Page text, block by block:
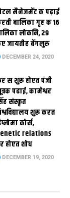
मैनेजमेंट क पढ़ाई
बालिका गृह क 16
लोकनि, 29
जायतीह बेंगलुरु
DECEMBER 24, 2020
स शुरू होएत पंजी
पढाई, कामेश्वर
संस्कृत
शुरू करत
कोर्स,
relations
होएत शोध
DECEMBER 19, 2020